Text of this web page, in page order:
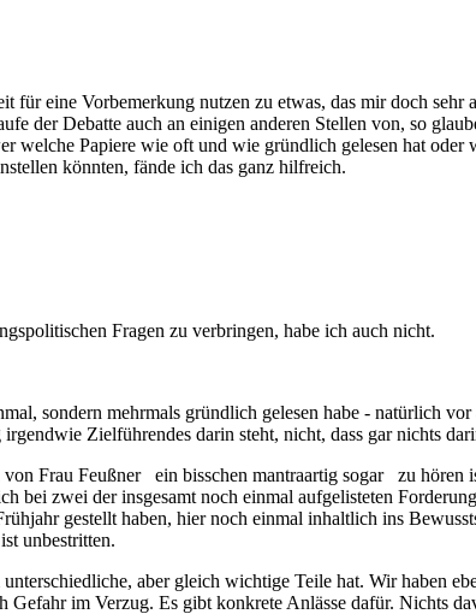
eine Vorbemerkung nutzen zu etwas, das mir doch
der Debatte auch an einigen anderen Stellen von, so
welche Papiere wie oft und wie gründlich gelesen hat oder
könnten, fände ich das ganz hilfreich.
Fragen zu verbringen, habe ich auch nicht.
sondern mehrmals gründlich gelesen habe - natürlich
Zielführendes darin steht, nicht, dass gar nichts
Frau Feußner ein bisschen mantraartig sogar zu hören
bei zwei der insgesamt noch einmal aufgelisteten
gestellt haben, hier noch einmal inhaltlich ins
unbestritten.
aber gleich wichtige Teile hat. Wir haben
im Verzug. Es gibt konkrete Anlässe dafür. Nichts